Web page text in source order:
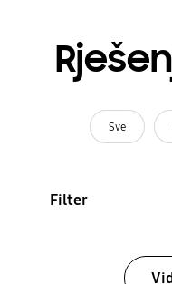
Sve
Filter